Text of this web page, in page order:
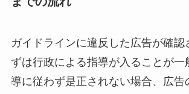
ガイドラインに違反した広告が確認
ずは行政による指導が入ることが一
導に従わず是正されない場合、広告